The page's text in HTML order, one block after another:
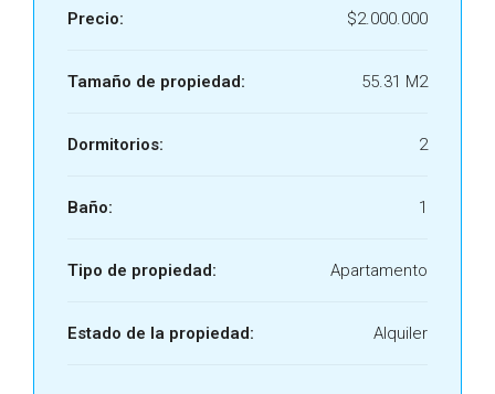
Precio: $2.000.000
Tamaño de propiedad: 55.31 M2
Dormitorios: 2
Baño: 1
Tipo de propiedad: Apartamento
Estado de la propiedad: Alquiler